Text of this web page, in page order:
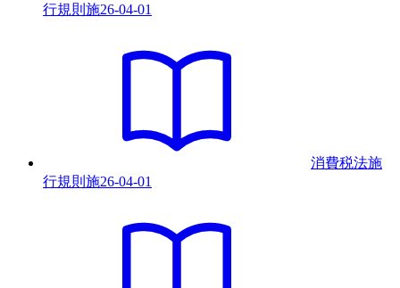
行規則 施26-04-01
消費税法施
行規則 施26-04-01